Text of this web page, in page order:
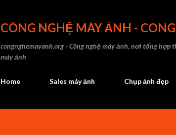
CÔNG NGHỆ MÁY ẢNH -
congnghemayanh.org - Công nghệ máy ảnh, nơi tổng
máy ảnh
Home Sales máy ảnh Chụp ảnh đẹp